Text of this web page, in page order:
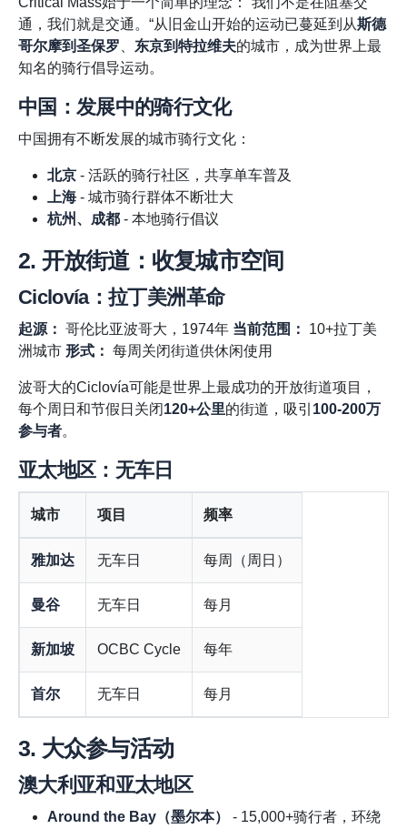
通，我们就是交通。“从旧金山开始的运动已蔓延到从斯德
哥尔摩到圣保罗、 东京到特拉维夫的城市，成为世界上最
知名的骑行倡导运动。
中国：发展中的骑行文化
中国拥有不断发展的城市骑行文化：
北京 - 活跃的骑行社区，共享单车普及
上海 - 城市骑行群体不断壮大
杭州、成都 - 本地骑行倡议
2. 开放街道：收复城市空间
Ciclovía：拉丁美洲革命
起源： 哥伦比亚波哥大，1974年 当前范围：
10+拉丁美
洲城市 形式： 每周关闭街道供休闲使用
波哥大的Ciclovía可能是世界上最成功的开放街道项目，
每个周日和节假日关闭 120+公里的街道，吸引 100-200万
参与者。
亚太地区：无车日
城市 项目 频率
雅加达 无车日 每周（周日）
曼谷 无车日 每月
新加坡 OCBC Cycle 每年
首尔 无车日 每月
3. 大众参与活动
澳大利亚和亚太地区
Around the Bay（墨尔本） - 15,000+骑行者，环绕